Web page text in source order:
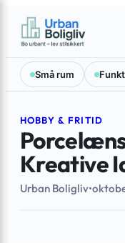
Spring
indhold
Små rum
HOBBY & FRITID
Kreative
Urban Boligliv•